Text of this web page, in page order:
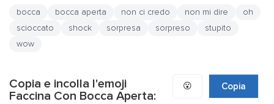
bocca bocca aperta non ci credo non mi dire
oh
scioccato
shock sorpresa sorpreso
stupito
wow
Copia e incolla l'emoji
Faccina Con Bocca Aperta:
😮 Copia